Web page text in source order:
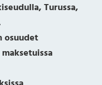
Turussa,
osuudet